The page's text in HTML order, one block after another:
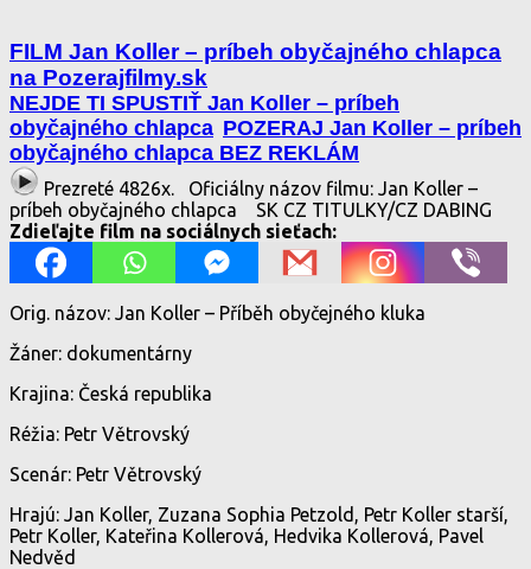
FILM Jan Koller – príbeh obyčajného chlapca
na Pozerajfilmy.sk
NEJDE TI SPUSTIŤ Jan Koller – príbeh
obyčajného chlapca POZERAJ Jan Koller – príbeh
obyčajného chlapca BEZ REKLÁM
Prezreté 4826x.
Oficiálny názov filmu: Jan Koller –
príbeh obyčajného chlapca
SK CZ TITULKY/CZ DABING
Zdieľajte film na sociálnych sieťach:
Orig. názov: Jan Koller – Příběh obyčejného kluka
Žáner: dokumentárny
Krajina: Česká republika
Réžia: Petr Větrovský
Scenár: Petr Větrovský
Hrajú: Jan Koller, Zuzana Sophia Petzold, Petr Koller starší,
Petr Koller, Kateřina Kollerová, Hedvika Kollerová, Pavel
Nedvěd